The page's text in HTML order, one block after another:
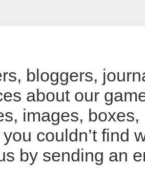
bloggers,
about our
images,
you couldn’t find
by sending an